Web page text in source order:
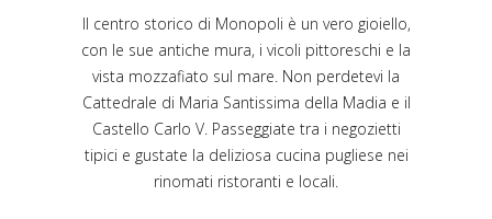
Il centro storico di Monopoli è un vero gioiello,
con le sue antiche mura, i vicoli pittoreschi e la
vista mozzafiato sul mare. Non perdetevi la
Cattedrale di Maria Santissima della Madia e il
Castello Carlo V. Passeggiate tra i negozietti
tipici e gustate la deliziosa cucina pugliese nei
rinomati ristoranti e locali.